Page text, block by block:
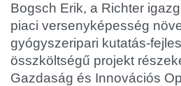
Bogsch Erik, a Richter
piaci versenyképesség
gyógyszeripari kutatás-
összköltségű projekt
Gazdaság és Innovációs